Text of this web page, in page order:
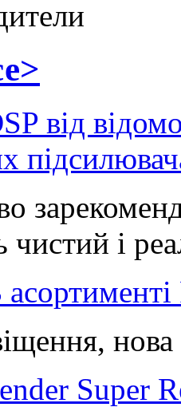
від
чистий і
Super